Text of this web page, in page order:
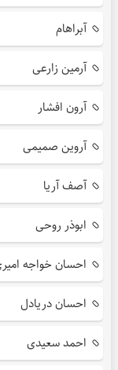
آبراهام
آرمین زارعی
آرون افشار
آروین صمیمی
آصف آریا
ابوذر روحی
احسان خواجه
احسان دریادل
احمد سعیدی